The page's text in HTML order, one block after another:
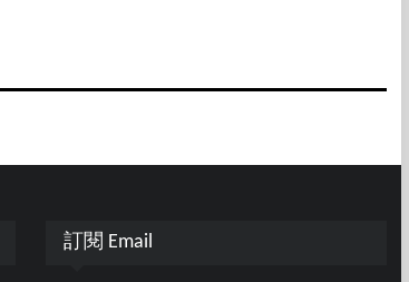
訂閱 Email